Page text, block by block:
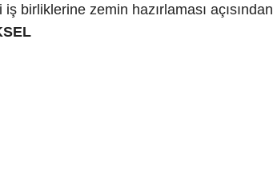
birliklerine zemin hazırlaması açısından